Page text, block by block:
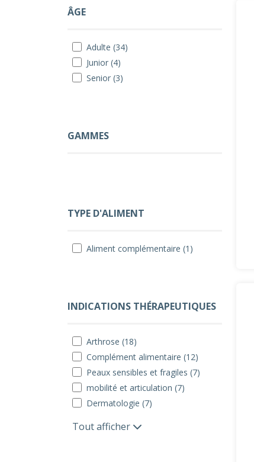
ÂGE
Adulte (34)
Junior (4)
Senior (3)
GAMMES
TYPE D'ALIMENT
Aliment complémentaire (1)
INDICATIONS THÉRAPEUTIQUES
Arthrose (18)
Complément alimentaire (12)
Peaux sensibles et fragiles (7)
mobilité et articulation (7)
Dermatologie (7)
Tout afficher